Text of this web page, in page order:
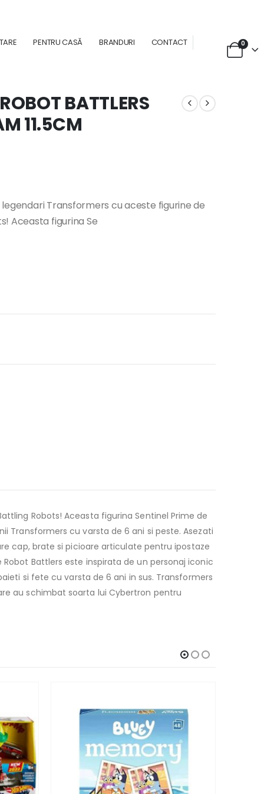
PENTRU CASĂ BRANDURI CONTACT 0
BATTLERS
11.5CM
Transformers cu aceste figurine de
Aceasta figurina Se
Robots! Aceasta figurina Sentinel Prime de
Transformers cu varsta de 6 ani si peste. Asezati
cap, brate si picioare articulate pentru ipostaze
Battlers este inspirata de un personaj iconic
si fete cu varsta de 6 ani in sus. Transformers
au schimbat soarta lui Cybertron pentru